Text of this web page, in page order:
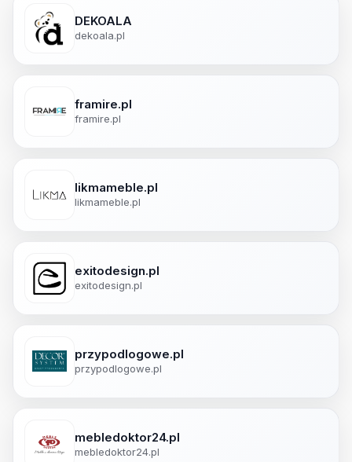
DEKOALA
dekoala.pl
framire.pl
framire.pl
likmameble.pl
likmameble.pl
exitodesign.pl
exitodesign.pl
przypodlogowe.pl
przypodlogowe.pl
mebledoktor24.pl
mebledoktor24.pl